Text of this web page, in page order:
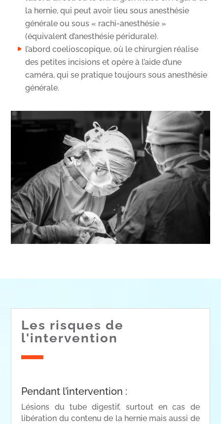
la hernie, qui peut avoir lieu sous anesthésie
générale ou sous « rachi-anesthésie »
(équivalent d’anesthésie péridurale).
l’abord coelioscopique, où le chirurgien réalise
des petites incisions et opère à l’aide d’une
caméra, qui se pratique toujours sous anesthésie
générale.
Les risques de
l'intervention
Pendant l’intervention :
Lésions du tube digestif, surtout en cas de
libération du contenu de la hernie mais aussi de